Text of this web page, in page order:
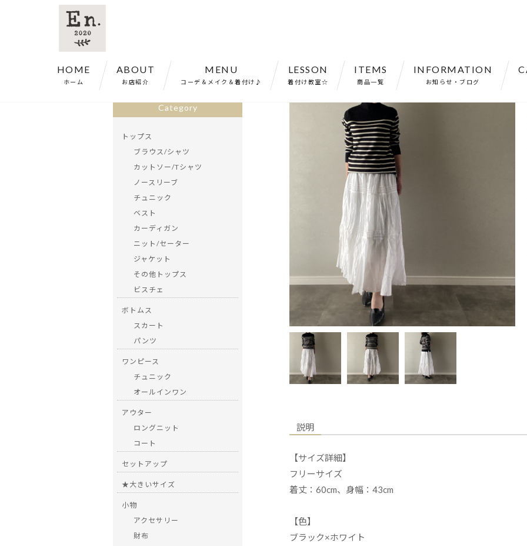
HOME
ホーム
ABOUT
お店紹介
MENU
コーデ＆メイク＆着付け♪
LESSON
着付け教室☆
ITEMS
商品一覧
INFORMATION
お知らせ・ブログ
ホーム> 商品一覧 > カットソー ボトルネック 長袖 ボーダー フリーサイズ 【011146】
説明
【サイズ詳細】
フリーサイズ
着丈：60cm、身幅：43cm
【色】
ブラック×ホワイト
Category
トップス
ブラウス/シャツ
カットソー/Tシャツ
ノースリーブ
チュニック
ベスト
カーディガン
ニット/セーター
ジャケット
その他トップス
ビスチェ
ボトムス
スカート
パンツ
ワンピース
チュニック
オールインワン
アウター
ロングニット
コート
セットアップ
★大きいサイズ
小物
アクセサリー
財布